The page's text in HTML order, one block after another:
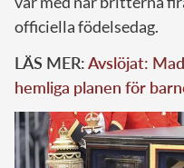
officiella födelsedag.
LÄS MER:Avslöjat:
hemliga planen för